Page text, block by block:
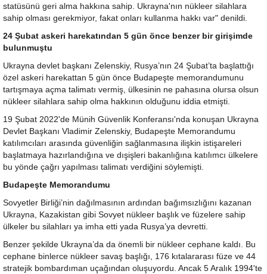
statüsünü geri alma hakkına sahip. Ukrayna'nın nükleer silahlara
sahip olması gerekmiyor, fakat onları kullanma hakkı var" denildi.
24 Şubat askeri harekatından 5 gün önce benzer bir girişimde
bulunmuştu
Ukrayna devlet başkanı Zelenskiy, Rusya’nın 24 Şubat’ta başlattığı
özel askeri harekattan 5 gün önce Budapeşte memorandumunu
tartışmaya açma talimatı vermiş, ülkesinin ne pahasına olursa olsun
nükleer silahlara sahip olma hakkının olduğunu iddia etmişti.
19 Şubat 2022'de Münih Güvenlik Konferansı'nda konuşan Ukrayna
Devlet Başkanı Vladimir Zelenskiy, Budapeşte Memorandumu
katılımcıları arasında güvenliğin sağlanmasına ilişkin istişareleri
başlatmaya hazırlandığına ve dışişleri bakanlığına katılımcı ülkelere
bu yönde çağrı yapılması talimatı verdiğini söylemişti.
Budapeşte Memorandumu
Sovyetler Birliği’nin dağılmasının ardından bağımsızlığını kazanan
Ukrayna, Kazakistan gibi Sovyet nükleer başlık ve füzelere sahip
ülkeler bu silahları ya imha etti yada Rusya’ya devretti.
Benzer şekilde Ukrayna’da da önemli bir nükleer cephane kaldı. Bu
cephane binlerce nükleer savaş başlığı, 176 kıtalararası füze ve 44
stratejik bombardıman uçağından oluşuyordu. Ancak 5 Aralık 1994'te